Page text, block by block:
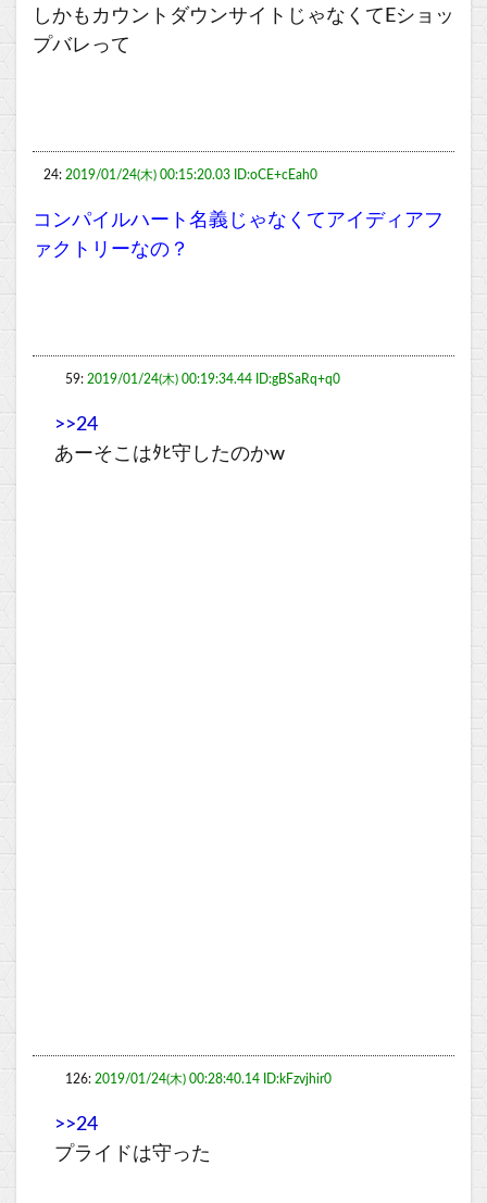
しかもカウントダウンサイトじゃなくてEショッ
プバレって
24: 2019/01/24(木) 00:15:20.03 ID:oCE+cEah0
コンパイルハート名義じゃなくてアイディアフ
ァクトリーなの？
59: 2019/01/24(木) 00:19:34.44 ID:gBSaRq+q0
>>24
あーそこはﾀﾋ守したのかw
126: 2019/01/24(木) 00:28:40.14 ID:kFzvjhir0
>>24
プライドは守った